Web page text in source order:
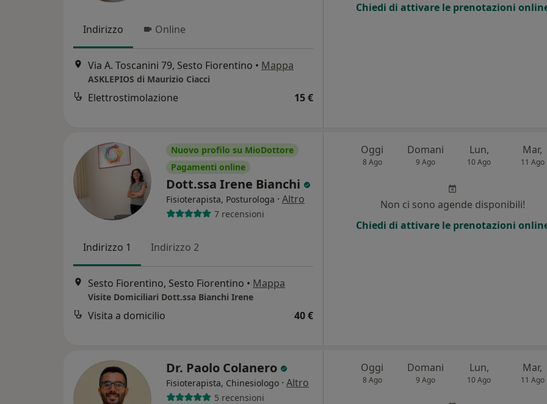
Indirizzo Online
Via A. Toscanini 79, Sesto Fiorentino • Mappa
ASKLEPIOS di Maurizio Ciacci
Elettrostimolazione 15 €
Chiedi di attivare le prenotazioni
Nuovo profilo su MioDottore
Pagamenti online
Dott.ssa Irene Bianchi
Fisioterapista, Posturologa · Altro
7 recensioni
Indirizzo 1 Indirizzo 2
Sesto Fiorentino, Sesto Fiorentino • Mappa
Visite Domiciliari Dott.ssa Bianchi Irene
Visita a domicilio 40 €
Oggi
8 Ago
Domani
9 Ago
Lun,
10 Ago
Mar,
11 Ago
Non ci sono agende disponibili!
Chiedi di attivare le prenotazioni
Dr. Paolo Colanero
Fisioterapista, Chinesiologo · Altro
5 recensioni
Oggi
8 Ago
Domani
9 Ago
Lun,
10 Ago
Mar,
11 Ago